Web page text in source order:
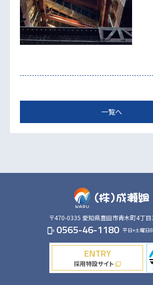
一覧へ
〒470-0335 愛知県豊田市青木町4丁
phonelink_ring 0565-46-1180 平日+土曜日
ENTRY
採用特設サイトfilter_none